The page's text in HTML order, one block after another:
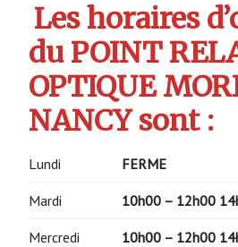
Les horaires
du POINT
OPTIQUE
NANCY sont :
Lundi FERME
Mardi 10h00 – 12h00
Mercredi 10h00 – 12h00